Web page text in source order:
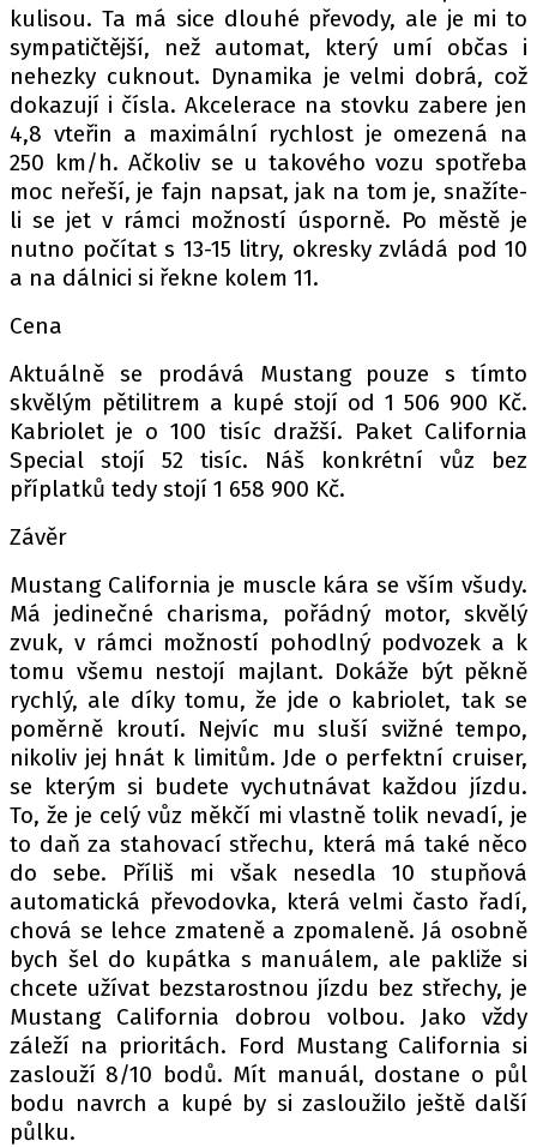
kulisou. Ta má sice dlouhé převody, ale je mi to
sympatičtější, než automat, který umí občas i
nehezky cuknout. Dynamika je velmi dobrá, což
dokazují i čísla. Akcelerace na stovku zabere jen
4,8 vteřin a maximální rychlost je omezená na
250 km/h. Ačkoliv se u takového vozu spotřeba
moc neřeší, je fajn napsat, jak na tom je, snažíte-
li se jet v rámci možností úsporně. Po městě je
nutno počítat s 13-15 litry, okresky zvládá pod 10
a na dálnici si řekne kolem 11.
Cena
Aktuálně se prodává Mustang pouze s tímto
skvělým pětilitrem a kupé stojí od 1 506 900 Kč.
Kabriolet je o 100 tisíc dražší. Paket California
Special stojí 52 tisíc. Náš konkrétní vůz bez
příplatků tedy stojí 1 658 900 Kč.
Závěr
Mustang California je muscle kára se vším všudy.
Má jedinečné charisma, pořádný motor, skvělý
zvuk, v rámci možností pohodlný podvozek a k
tomu všemu nestojí majlant. Dokáže být pěkně
rychlý, ale díky tomu, že jde o kabriolet, tak se
poměrně kroutí. Nejvíc mu sluší svižné tempo,
nikoliv jej hnát k limitům. Jde o perfektní cruiser,
se kterým si budete vychutnávat každou jízdu.
To, že je celý vůz měkčí mi vlastně tolik nevadí, je
to daň za stahovací střechu, která má také něco
do sebe. Příliš mi však nesedla 10 stupňová
automatická převodovka, která velmi často řadí,
chová se lehce zmateně a zpomaleně. Já osobně
bych šel do kupátka s manuálem, ale pakliže si
chcete užívat bezstarostnou jízdu bez střechy, je
Mustang California dobrou volbou. Jako vždy
záleží na prioritách. Ford Mustang California si
zaslouží 8/10 bodů. Mít manuál, dostane o půl
bodu navrch a kupé by si zasloužilo ještě další
půlku.